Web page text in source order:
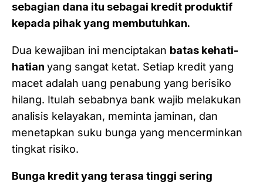
sebagian dana itu sebagai kredit produktif
kepada pihak yang membutuhkan.
Dua kewajiban ini menciptakan batas kehati-
hatian yang sangat ketat. Setiap kredit yang
macet adalah uang penabung yang berisiko
hilang. Itulah sebabnya bank wajib melakukan
analisis kelayakan, meminta jaminan, dan
menetapkan suku bunga yang mencerminkan
tingkat risiko.
Bunga kredit yang terasa tinggi sering